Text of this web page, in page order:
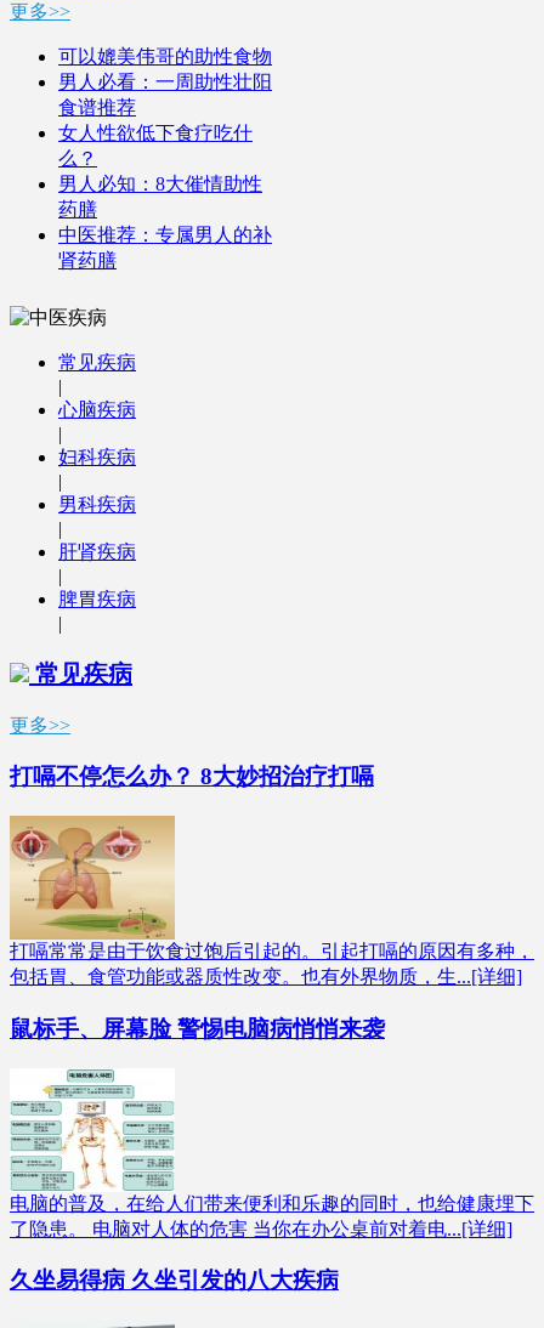
更多>>
可以媲美伟哥的助性食物
男人必看：一周助性壮阳
食谱推荐
女人性欲低下食疗吃什
么？
男人必知：8大催情助性
药膳
中医推荐：专属男人的补
肾药膳
常见疾病
|
心脑疾病
|
妇科疾病
|
男科疾病
|
肝肾疾病
|
脾胃疾病
|
常见疾病
更多>>
打嗝不停怎么办？ 8大妙招治疗打嗝
打嗝常常是由于饮食过饱后引起的。引起打嗝的原因有多种，
包括胃、食管功能或器质性改变。也有外界物质，生...[详细]
鼠标手、屏幕脸 警惕电脑病悄悄来袭
电脑的普及，在给人们带来便利和乐趣的同时，也给健康埋下
了隐患。 电脑对人体的危害 当你在办公桌前对着电...[详细]
久坐易得病 久坐引发的八大疾病